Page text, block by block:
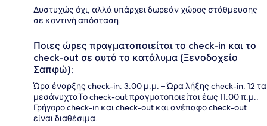
Δυστυχώς όχι, αλλά υπάρχει δωρεάν χώρος στάθμευσης
σε κοντινή απόσταση.
Ποιες ώρες πραγματοποιείται το check-in και το
check-out σε αυτό το κατάλυμα (Ξενοδοχείο
Σαπφώ);
Ώρα έναρξης check-in: 3:00 μ.μ. – Ώρα λήξης check-in: 12 τα
μεσάνυχταΤο check-out πραγματοποιείται έως 11:00 π.μ..
Γρήγορο check-in και check-out και ανέπαφο check-out
είναι διαθέσιμα.